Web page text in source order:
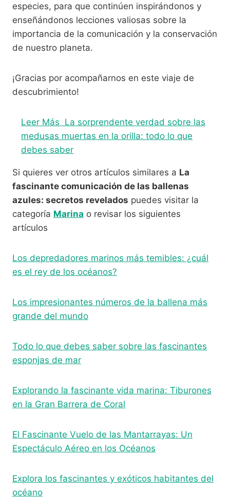
especies, para que continúen inspirándonos y
enseñándonos lecciones valiosas sobre la
importancia de la comunicación y la conservación
de nuestro planeta.
¡Gracias por acompañarnos en este viaje de
descubrimiento!
Leer Más La sorprendente verdad sobre las
medusas muertas en la orilla: todo lo que
debes saber
Si quieres ver otros artículos similares a La
fascinante comunicación de las ballenas
azules: secretos revelados puedes visitar la
categoría Marina o revisar los siguientes
artículos
Los depredadores marinos más temibles: ¿cuál
es el rey de los océanos?
Los impresionantes números de la ballena más
grande del mundo
Todo lo que debes saber sobre las fascinantes
esponjas de mar
Explorando la fascinante vida marina: Tiburones
en la Gran Barrera de Coral
El Fascinante Vuelo de las Mantarrayas: Un
Espectáculo Aéreo en los Océanos
Explora los fascinantes y exóticos habitantes del
océano